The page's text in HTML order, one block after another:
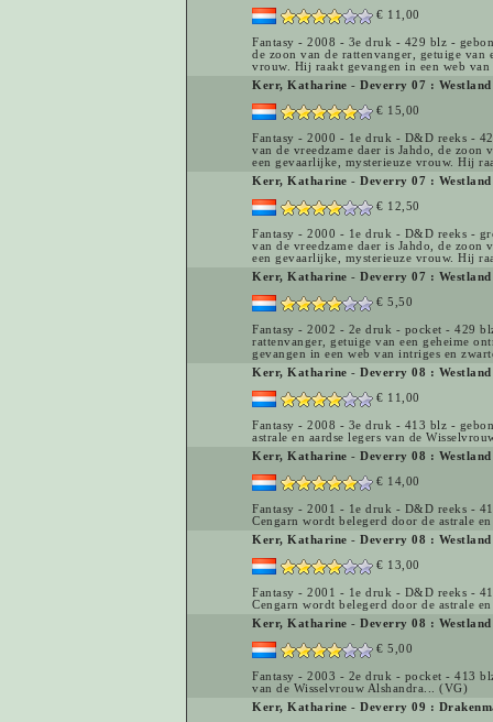
€ 11,00
Fantasy - 2008 - 3e druk - 429 blz -
de zoon van de rattenvanger, getuige van
vrouw. Hij raakt gevangen in een web
Kerr, Katharine - Deverry 07 :
€ 15,00
Fantasy - 2000 - 1e druk - D&D reeks -
van de vreedzame daer is Jahdo, de zoon
een gevaarlijke, mysterieuze vrouw. Hij
Kerr, Katharine - Deverry 07 :
€ 12,50
Fantasy - 2000 - 1e druk - D&D reeks -
van de vreedzame daer is Jahdo, de zoon
een gevaarlijke, mysterieuze vrouw. Hij
Kerr, Katharine - Deverry 07 :
€ 5,50
Fantasy - 2002 - 2e druk - pocket - 429
rattenvanger, getuige van een geheime
gevangen in een web van intriges en
Kerr, Katharine - Deverry 08 :
€ 11,00
Fantasy - 2008 - 3e druk - 413 blz -
astrale en aardse legers van de
Kerr, Katharine - Deverry 08 :
€ 14,00
Fantasy - 2001 - 1e druk - D&D reeks -
Cengarn wordt belegerd door de astrale
Kerr, Katharine - Deverry 08 :
€ 13,00
Fantasy - 2001 - 1e druk - D&D reeks -
Cengarn wordt belegerd door de astrale
Kerr, Katharine - Deverry 08 :
€ 5,00
Fantasy - 2003 - 2e druk - pocket - 413
van de Wisselvrouw Alshandra... (VG)
Kerr, Katharine - Deverry 09 :